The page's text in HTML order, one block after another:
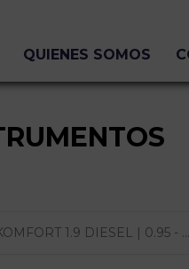
QUIENES SOMOS
1.9 DIESEL | 0.95 -